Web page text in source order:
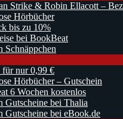
Strike & Robin Ellacott –
Hörbücher
bis zu 10%
bei BookBeat
Schnäppchen
nur 0,99 €
Hörbücher – Gutschein
6 Wochen kostenlos
Gutscheine bei Thalia
Gutscheine bei eBook.de